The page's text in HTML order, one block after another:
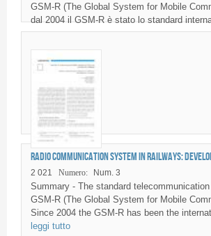
GSM-R (The Global System for Mobile
dal 2004 il GSM-R è stato lo standard
Radio communication System in railways:
2 021 Numero: Num. 3
Summary - The standard
GSM-R (The Global System for Mobile
Since 2004 the GSM-R has been the
leggi tutto